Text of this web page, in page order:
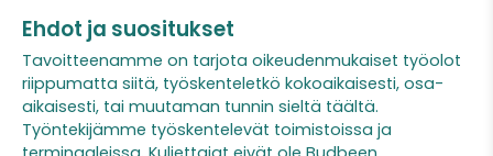
Ehdot ja suositukset
Tavoitteenamme on tarjota oikeudenmukaiset työolot
riippumatta siitä, työskenteletkö kokoaikaisesti, osa-
aikaisesti, tai muutaman tunnin sieltä täältä.
Työntekijämme työskentelevät toimistoissa ja